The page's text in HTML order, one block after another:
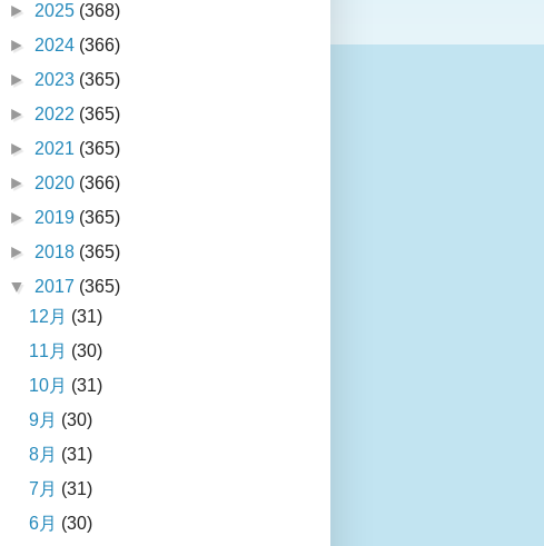
► 2025 (368)
► 2024 (366)
► 2023 (365)
► 2022 (365)
► 2021 (365)
► 2020 (366)
► 2019 (365)
► 2018 (365)
▼ 2017 (365)
12月 (31)
11月 (30)
10月 (31)
9月 (30)
8月 (31)
7月 (31)
6月 (30)